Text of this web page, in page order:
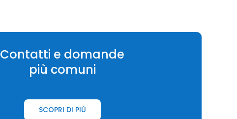
Contatti e domande
più comuni
SCOPRI DI PIÙ